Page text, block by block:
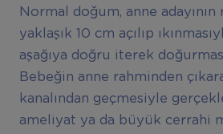
Normal doğum, anne adayının
yaklaşık 10 cm açılıp
aşağıya doğru iterek
Bebeğin anne rahminden
kanalından geçmesiyle
ameliyat ya da büyük cerrahi